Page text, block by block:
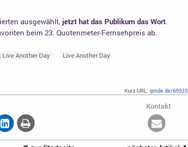
ausgewählt, jetzt hat das Publikum das Wort.
beim 23. Quotenmeter-Fernsehpreis ab.
Live Another Day Live Another Day
Kurz-URL:qmde.de/69323
Kontakt